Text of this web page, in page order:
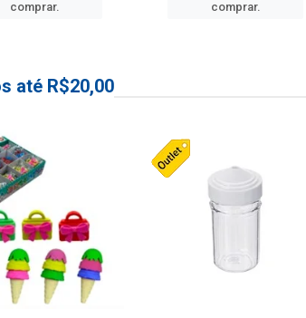
comprar.
comprar.
até R$20,00